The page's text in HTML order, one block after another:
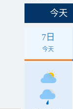
今天
7日
今天